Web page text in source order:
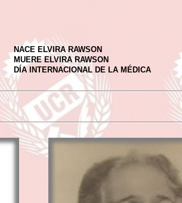
NACE ELVIRA RAWSON
MUERE ELVIRA RAWSON
DÍA INTERNACIONAL DE LA MÉDICA